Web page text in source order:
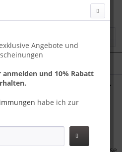
Handgepäck Koffer
| Polycarbonat-
Angebote und
und 10% Rabatt
habe ich zur